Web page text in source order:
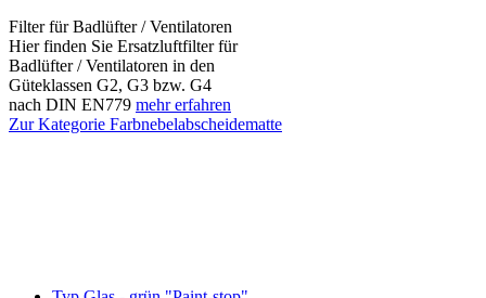
Filter für Badlüfter / Ventilatoren
Hier finden Sie Ersatzluftfilter für
Badlüfter / Ventilatoren in den
Güteklassen G2, G3 bzw. G4
nach DIN EN779 mehr erfahren
Zur Kategorie Farbnebelabscheidematte